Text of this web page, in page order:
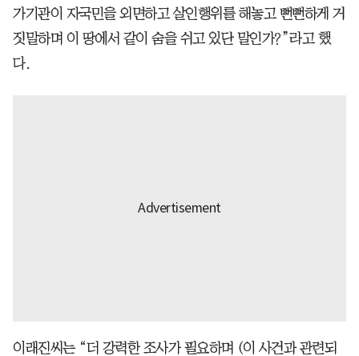
가기관이 자국민을 외면하고 살인행위를 해놓고 뻔뻔하게 거
짓말하며 이 땅에서 같이 숨을 쉬고 있단 말인가?”라고 했
다.
이래진씨는 “더 강력한 조사가 필요하며 (이 사건과 관련되